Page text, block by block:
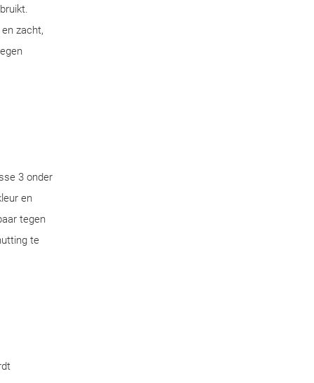
zacht,
3 onder
en
tegen
te